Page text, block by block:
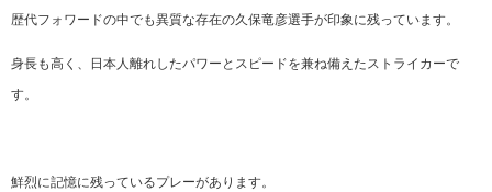
歴代フォワードの中でも異質な存在の久保竜彦選手が印象に残っています。
身長も高く、日本人離れしたパワーとスピードを兼ね備えたストライカーで
す。
鮮烈に記憶に残っているプレーがあります。